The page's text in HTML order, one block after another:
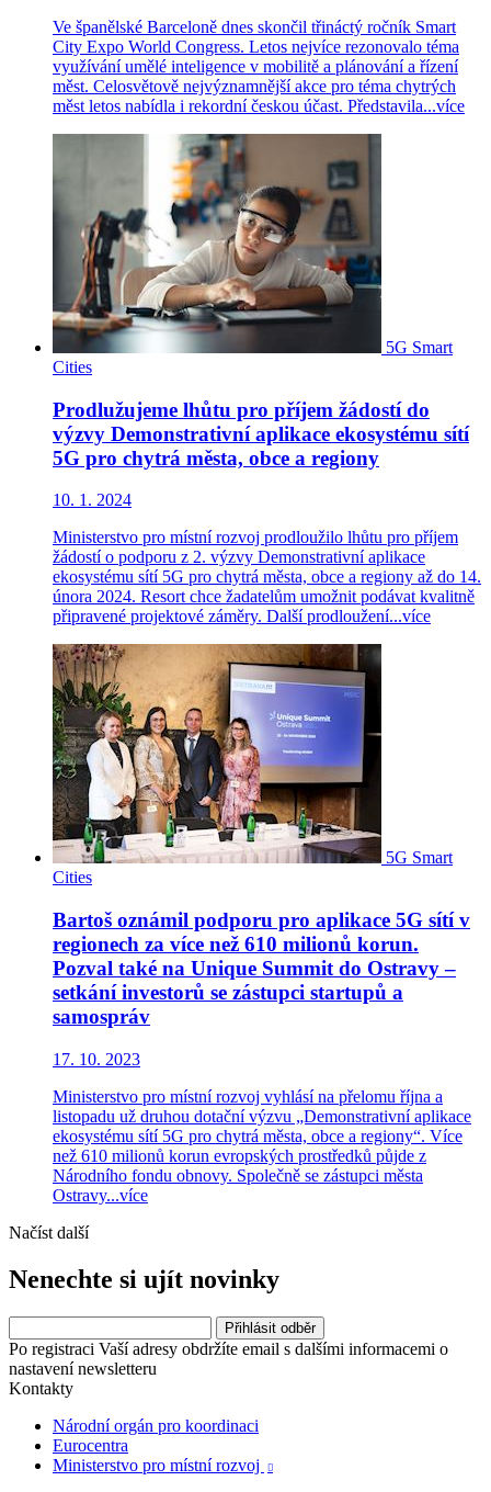
Ve španělské Barceloně dnes skončil třináctý ročník Smart
City Expo World Congress. Letos nejvíce rezonovalo téma
využívání umělé inteligence v mobilitě a plánování a řízení
měst. Celosvětově nejvýznamnější akce pro téma chytrých
měst letos nabídla i rekordní českou účast. Představila...více
5G Smart
Cities
Prodlužujeme lhůtu pro příjem žádostí do
výzvy Demonstrativní aplikace ekosystému sítí
5G pro chytrá města, obce a regiony
10. 1. 2024
Ministerstvo pro místní rozvoj prodloužilo lhůtu pro příjem
žádostí o podporu z 2. výzvy Demonstrativní aplikace
ekosystému sítí 5G pro chytrá města, obce a regiony až do 14.
února 2024. Resort chce žadatelům umožnit podávat kvalitně
připravené projektové záměry. Další prodloužení...více
5G Smart
Cities
Bartoš oznámil podporu pro aplikace 5G sítí v
regionech za více než 610 milionů korun.
Pozval také na Unique Summit do Ostravy –
setkání investorů se zástupci startupů a
samospráv
17. 10. 2023
Ministerstvo pro místní rozvoj vyhlásí na přelomu října a
listopadu už druhou dotační výzvu „Demonstrativní aplikace
ekosystému sítí 5G pro chytrá města, obce a regiony“. Více
než 610 milionů korun evropských prostředků půjde z
Národního fondu obnovy. Společně se zástupci města
Ostravy...více
Načíst další
Nenechte si ujít novinky
Po registraci Vaší adresy obdržíte email s dalšími informacemi o
nastavení newsletteru
Kontakty
Národní orgán pro koordinaci
Eurocentra
Ministerstvo pro místní rozvoj
